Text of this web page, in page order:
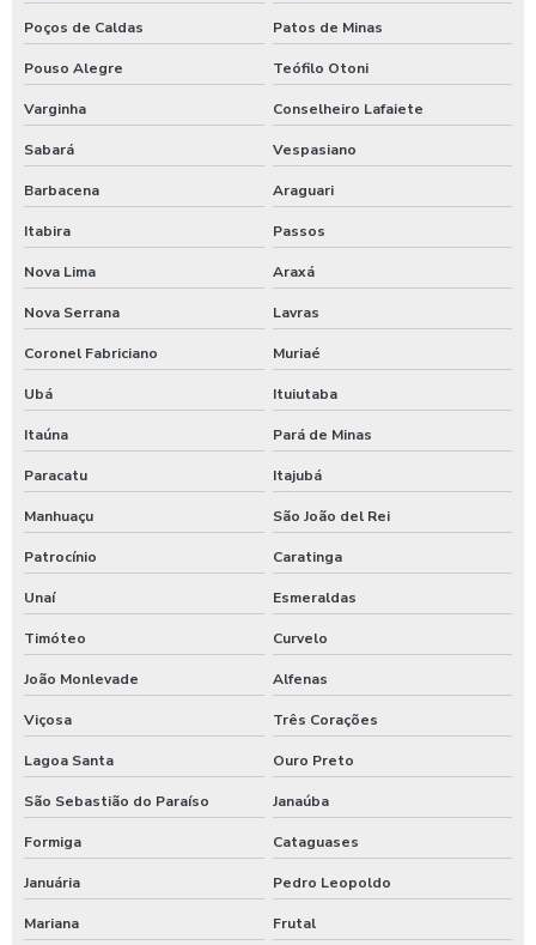
Maquina de higienização de veiculos
Máquina de jogar produtos automotivos
Máquina de jogar produtos químicos
Máquina de jogar sabão
Maquina de jogar sabao para carros
Maquina de lavar caminhão de água quente
Máquina de lavar caminhão três produtos
Máquina para lavar carros portátil
Maquina para lavar onibus
Máquina de lavar ônibus
Máquina de lavar ônibus preço
Maquinas para higienização automotiva
Maquinas para higienização interna de veiculos
Melhores produtos para higienização de carros
Moedeiro para calibrador
Moedeiro para calibrador de pneus
Moedeiro tarifador para calibrador de pneus
Poços de Caldas Patos de Minas
Pouso Alegre Teófilo Otoni
Varginha Conselheiro Lafaiete
Sabará Vespasiano
Barbacena Araguari
Itabira Passos
Nova Lima Araxá
Nova Serrana Lavras
Coronel Fabriciano Muriaé
Ubá Ituiutaba
Itaúna Pará de Minas
Paracatu Itajubá
Manhuaçu São João del Rei
Patrocínio Caratinga
Unaí Esmeraldas
Timóteo Curvelo
João Monlevade Alfenas
Viçosa Três Corações
Lagoa Santa Ouro Preto
São Sebastião do Paraíso Janaúba
Formiga Cataguases
Januária Pedro Leopoldo
Mariana Frutal